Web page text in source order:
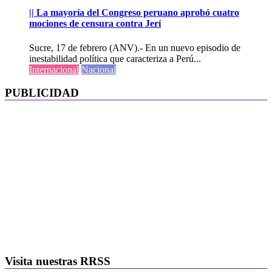
|| La mayoría del Congreso peruano aprobó cuatro
mociones de censura contra Jerí
Sucre, 17 de febrero (ANV).- En un nuevo episodio de
inestabilidad política que caracteriza a Perú...
Internacional Nacional
PUBLICIDAD
Visita nuestras RRSS